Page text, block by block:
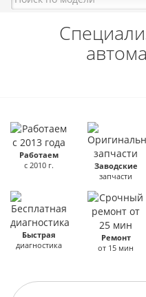
Работаем
с 2010 г.
Заводские
запчасти
Быстрая
диагностика
Ремонт
от 15 мин